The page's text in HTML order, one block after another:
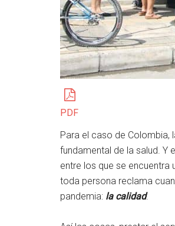
PDF
Para el caso de Colombia,
fundamental de la salud. Y
entre los que se encuentra
toda persona reclama
pandemia: la calidad.